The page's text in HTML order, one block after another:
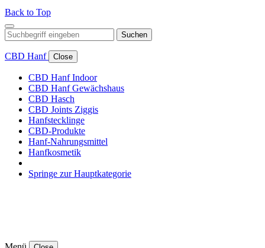
Back to Top
Suchen
CBD Hanf Close
CBD Hanf Indoor
CBD Hanf Gewächshaus
CBD Hasch
CBD Joints Ziggis
Hanfstecklinge
CBD-Produkte
Hanf-Nahrungsmittel
Hanfkosmetik
Springe zur Hauptkategorie